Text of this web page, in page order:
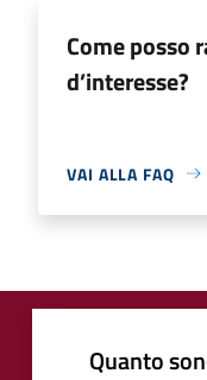
Come posso
d’interesse?
VAI ALLA FAQ
Quanto